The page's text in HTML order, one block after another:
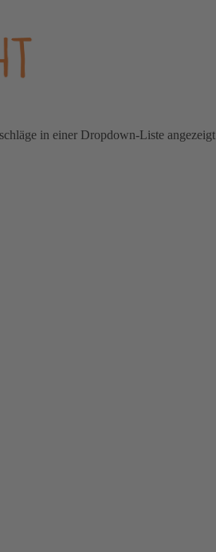
in einer Dropdown-Liste angezeigt